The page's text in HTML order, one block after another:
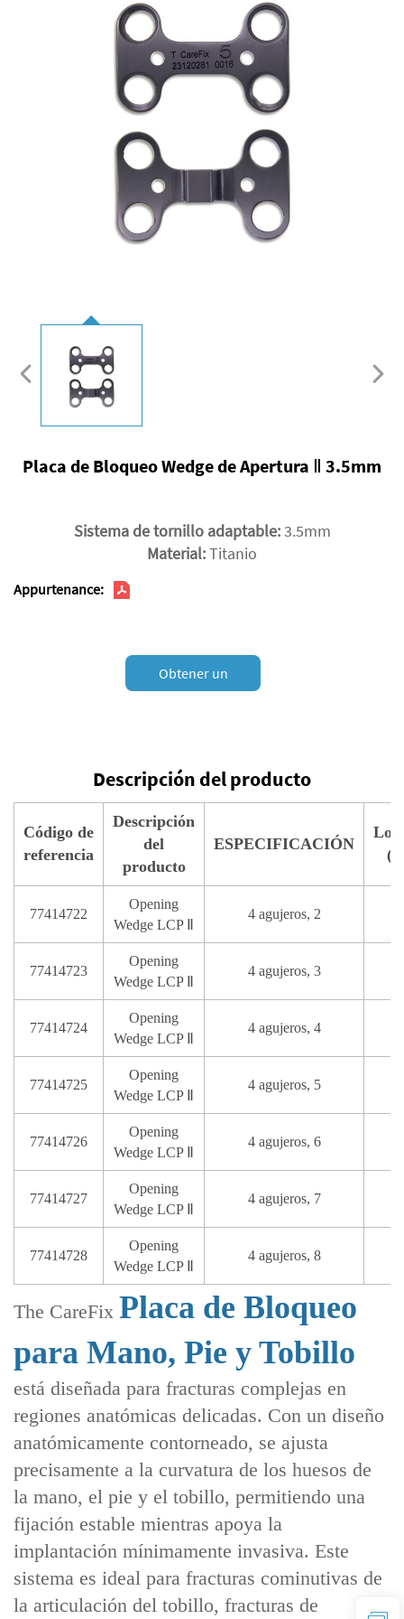
Placa de Bloqueo Wedge de Apertura Ⅱ 3.5mm
Sistema de tornillo adaptable:3.5mm
Material:Titanio
Appurtenance:
Obtener un
Descripción del producto
Código de
referencia
Descripción
del
producto
ESPECIFICACIÓN
77414722
Opening
Wedge LCP Ⅱ
4 agujeros, 2
77414723
Opening
Wedge LCP Ⅱ
4 agujeros, 3
77414724
Opening
Wedge LCP Ⅱ
4 agujeros, 4
77414725
Opening
Wedge LCP Ⅱ
4 agujeros, 5
77414726
Opening
Wedge LCP Ⅱ
4 agujeros, 6
77414727
Opening
Wedge LCP Ⅱ
4 agujeros, 7
77414728
Opening
Wedge LCP Ⅱ
4 agujeros, 8
The CareFix Placa de Bloqueo
para Mano, Pie y Tobillo
está diseñada para fracturas complejas en
regiones anatómicas delicadas. Con un diseño
anatómicamente contorneado, se ajusta
precisamente a la curvatura de los huesos de
la mano, el pie y el tobillo, permitiendo una
fijación estable mientras apoya la
implantación mínimamente invasiva. Este
sistema es ideal para fracturas cominutivas de
la articulación del tobillo, fracturas de